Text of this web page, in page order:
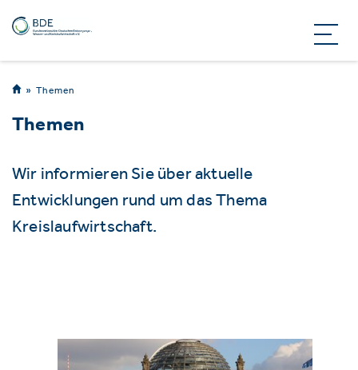
Themen
Themen
Wir informieren Sie über aktuelle
Entwicklungen rund um das Thema
Kreislaufwirtschaft.